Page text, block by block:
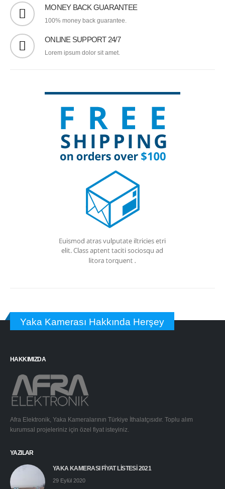
MONEY BACK GUARANTEE
100% money back guarantee.
ONLINE SUPPORT 24/7
Lorem ipsum dolor sit amet.
Yaka Kamerası Hakkında Herşey
HAKKIMIZDA
Afra Elektronik, Yaka Kameralarının Türkiye İthalatçısıdır. Toplu alım
kurumsal projeleriniz için özel fiyat isteyiniz.
YAZILAR
YAKA KAMERASI FİYAT LİSTESİ 2021
29 Eylül 2020